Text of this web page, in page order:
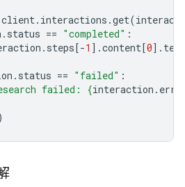
client. interactions .get(
. status == "completed" :
. steps[-1 ] .content[0] . text
. status == "failed" :
failed: {interaction .